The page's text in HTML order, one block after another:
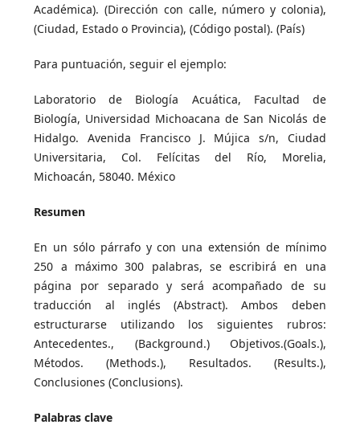
Académica). (Dirección con calle, número y colonia),
(Ciudad, Estado o Provincia), (Código postal). (País)
Para puntuación, seguir el ejemplo:
Laboratorio de Biología Acuática, Facultad de
Biología, Universidad Michoacana de San Nicolás de
Hidalgo. Avenida Francisco J. Mújica s/n, Ciudad
Universitaria, Col. Felícitas del Río, Morelia,
Michoacán, 58040. México
Resumen
En un sólo párrafo y con una extensión de mínimo
250 a máximo 300 palabras, se escribirá en una
página por separado y será acompañado de su
traducción al inglés (Abstract). Ambos deben
estructurarse utilizando los siguientes rubros:
Antecedentes., (Background.) Objetivos.(Goals.),
Métodos. (Methods.), Resultados. (Results.),
Conclusiones (Conclusions).
Palabras clave